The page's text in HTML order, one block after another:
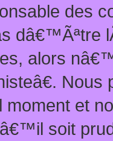
des
dâ€™Ãªtre
alors
et
soit